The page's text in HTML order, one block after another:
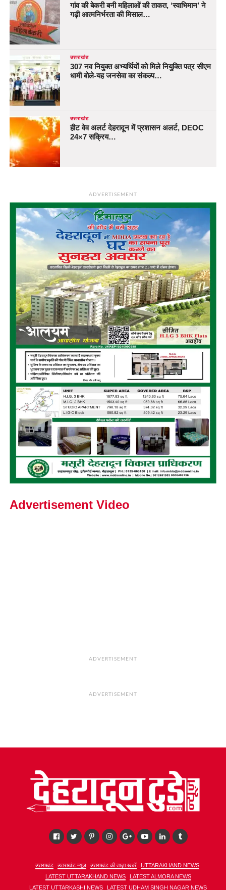
गांव की बेकरी बनी महिलाओं की ताकत, ‘स्वाभिमान’ ने
गढ़ी आत्मनिर्भरता की मिसाल…
उत्तराखंड
307 नव नियुक्त अभ्यर्थियों को मिले नियुक्ति पत्र सीएम
धामी बोले-यह जनसेवा का संकल्प…
उत्तराखंड
हीट वेव अलर्ट देहरादून में प्रशासन अलर्ट, DEOC
24×7 सक्रिय…
ADVERTISEMENT
Advertisement Video
ADVERTISEMENT
ADVERTISEMENT
उत्तराखंड उत्तराखंड न्यूज़ उत्तराखंड की ताज़ा खबरें
UTTARAKHAND NEWS
LATEST UTTARAKHAND NEWS
LATEST ALMORA NEWS
LATEST UTTARKASHI NEWS
LATEST UDHAM SINGH NAGAR NEWS